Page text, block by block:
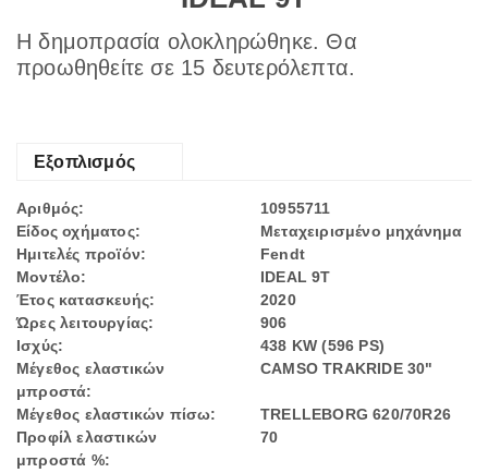
Η δημοπρασία ολοκληρώθηκε. Θα
προωθηθείτε σε 15 δευτερόλεπτα.
Εξοπλισμός
Αριθμός:
10955711
Είδος οχήματος:
Μεταχειρισμένο μηχάνημα
Ημιτελές προϊόν:
Fendt
Μοντέλο:
IDEAL 9T
Έτος κατασκευής:
2020
Ώρες λειτουργίας:
906
Ισχύς:
438 KW (596 PS)
Μέγεθος ελαστικών
μπροστά:
CAMSO TRAKRIDE 30"
Μέγεθος ελαστικών πίσω:
TRELLEBORG 620/70R26
Προφίλ ελαστικών
μπροστά %:
70